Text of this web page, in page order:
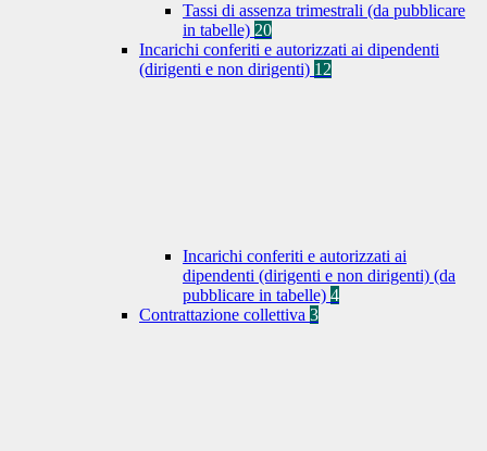
Tassi di assenza trimestrali (da pubblicare
in tabelle) 20
Incarichi conferiti e autorizzati ai dipendenti
(dirigenti e non dirigenti) 12
Incarichi conferiti e autorizzati ai
dipendenti (dirigenti e non dirigenti) (da
pubblicare in tabelle) 4
Contrattazione collettiva 3